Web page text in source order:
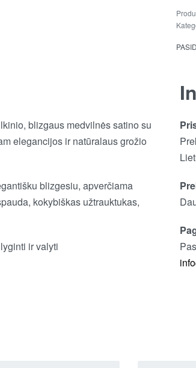
blizgaus medvilnės satino su
elegancijos ir natūralaus grožio
blizgesiu, apverčiama
kokybiškas užtrauktukas,
ir valyti